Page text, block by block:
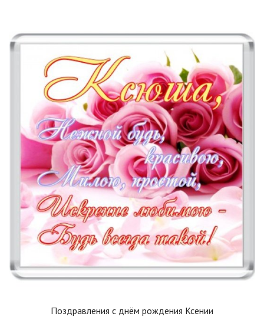
Поздравления с днём рождения Ксении